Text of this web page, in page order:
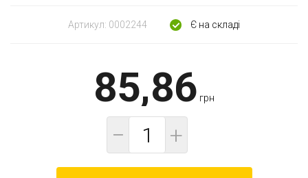
Артикул: 0002244 Є на складі
85,86 грн
− +